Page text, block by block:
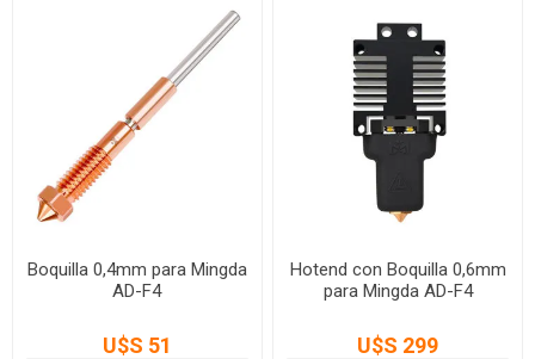
Boquilla 0,4mm para Mingda
AD-F4
U$S 51
Hotend con Boquilla 0,6mm
para Mingda AD-F4
U$S 299